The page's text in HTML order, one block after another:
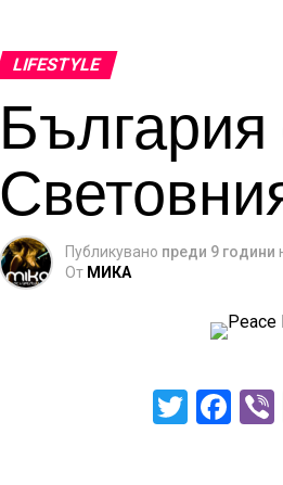
LIFESTYLE
Публикувано преди 9 години
От МИКА